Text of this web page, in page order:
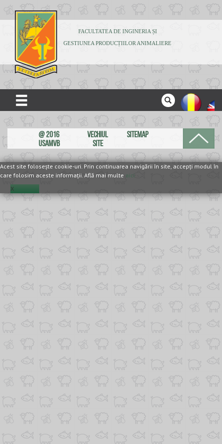
FACULTATEA DE INGINERIA ȘI
GESTIUNEA PRODUCȚIILOR ANIMALIERE
ACASĂ
DESPRE NOI
ADMITERE
CERCETARE
PUBLICAȚII
CONTACT
@ 2016
USAMVB
VECHIUL
SITE
SITEMAP
Acest site foloseşte cookie-uri. Prin continuarea navigării în site, accepţi modul în
care folosim aceste informaţii. Află mai multe aici
X